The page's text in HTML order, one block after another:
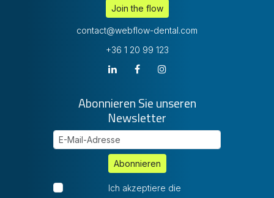
Join the flow
contact@webflow-dental.com
+36 1 20 99 123
Abonnieren Sie unseren
Newsletter
Abonnieren
Ich akzeptiere die